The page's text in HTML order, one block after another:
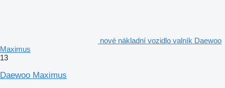
nové nákladní vozidlo valník Daewoo
Maximus
13
Daewoo Maximus